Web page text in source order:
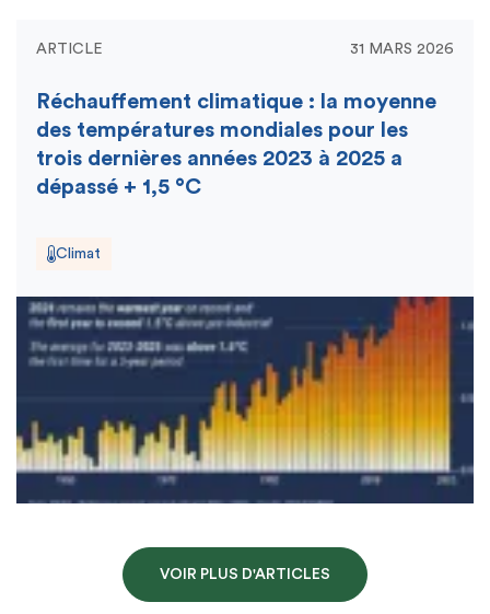
ARTICLE 31 MARS 2026
Réchauffement climatique : la moyenne
des températures mondiales pour les
trois dernières années 2023 à 2025 a
dépassé + 1,5 °C
Climat
VOIR PLUS D'ARTICLES